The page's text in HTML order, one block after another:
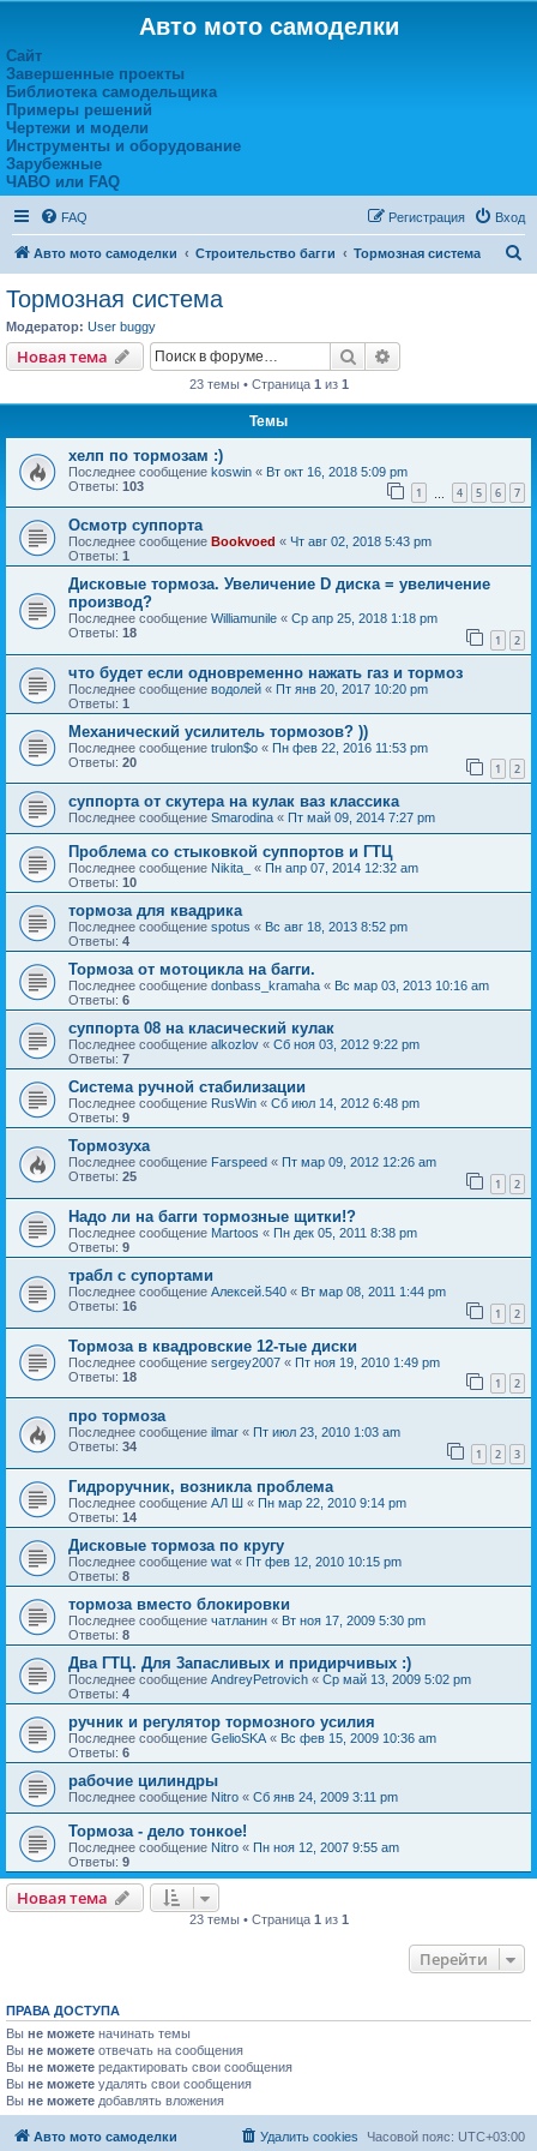
Авто мото самоделки
Сайт
Завершенные проекты
Библиотека самодельщика
Примеры решений
Чертежи и модели
Инструменты и оборудование
Зарубежные
ЧАВО или FAQ
FAQ Вход
Регистрация
Авто мото самоделки Строительство багги Тормозная система
Тормозная система
Модератор: User buggy
Новая тема Поиск
23 темы • Страница 1 из 1
Темы
хелп по тормозам :)
Последнее сообщение koswin « Вт окт 16, 2018 5:09 pm
Ответы: 103 1 4 5 6 7
Осмотр суппорта
Последнее сообщение Bookvoed « Чт авг 02, 2018 5:43 pm
Ответы: 1
Дисковые тормоза. Увеличение D диска = увеличение
производ?
Последнее сообщение Williamunile « Ср апр 25, 2018 1:18 pm
Ответы: 18 1 2
что будет если одновременно нажать газ и тормоз
Последнее сообщение водолей « Пт янв 20, 2017 10:20 pm
Ответы: 1
Механический усилитель тормозов? ))
Последнее сообщение trulon$o « Пн фев 22, 2016 11:53 pm
Ответы: 20 1 2
суппорта от скутера на кулак ваз классика
Последнее сообщение Smarodina « Пт май 09, 2014 7:27 pm
Проблема со стыковкой суппортов и ГТЦ
Последнее сообщение Nikita_ « Пн апр 07, 2014 12:32 am
Ответы: 10
тормоза для квадрика
Последнее сообщение spotus « Вс авг 18, 2013 8:52 pm
Ответы: 4
Тормоза от мотоцикла на багги.
Последнее сообщение donbass_kramaha « Вс мар 03, 2013 10:16 am
Ответы: 6
суппорта 08 на класический кулак
Последнее сообщение alkozlov « Сб ноя 03, 2012 9:22 pm
Ответы: 7
Система ручной стабилизации
Последнее сообщение RusWin « Сб июл 14, 2012 6:48 pm
Ответы: 9
Тормозуха
Последнее сообщение Farspeed « Пт мар 09, 2012 12:26 am
Ответы: 25 1 2
Надо ли на багги тормозные щитки!?
Последнее сообщение Martoos « Пн дек 05, 2011 8:38 pm
Ответы: 9
трабл с супортами
Последнее сообщение Алексей.540 « Вт мар 08, 2011 1:44 pm
Ответы: 16 1 2
Тормоза в квадровские 12-тые диски
Последнее сообщение sergey2007 « Пт ноя 19, 2010 1:49 pm
Ответы: 18 1 2
про тормоза
Последнее сообщение ilmar « Пт июл 23, 2010 1:03 am
Ответы: 34 1 2 3
Гидроручник, возникла проблема
Последнее сообщение АЛ Ш « Пн мар 22, 2010 9:14 pm
Ответы: 14
Дисковые тормоза по кругу
Последнее сообщение wat « Пт фев 12, 2010 10:15 pm
Ответы: 8
тормоза вместо блокировки
Последнее сообщение чатланин « Вт ноя 17, 2009 5:30 pm
Ответы: 8
Два ГТЦ. Для 3апасливых и придирчивых :)
Последнее сообщение AndreyPetrovich « Ср май 13, 2009 5:02 pm
Ответы: 4
ручник и регулятор тормозного усилия
Последнее сообщение GelioSKA « Вс фев 15, 2009 10:36 am
Ответы: 6
рабочие цилиндры
Последнее сообщение Nitro « Сб янв 24, 2009 3:11 pm
Тормоза - дело тонкое!
Последнее сообщение Nitro « Пн ноя 12, 2007 9:55 am
Ответы: 9
Новая тема
23 темы • Страница 1 из 1
Перейти
ПРАВА ДОСТУПА
Вы не можете начинать темы
Вы не можете отвечать на сообщения
Вы не можете редактировать свои сообщения
Вы не можете удалять свои сообщения
Вы не можете добавлять вложения
Авто мото самоделки Часовой пояс: UTC+03:00
Удалить cookies